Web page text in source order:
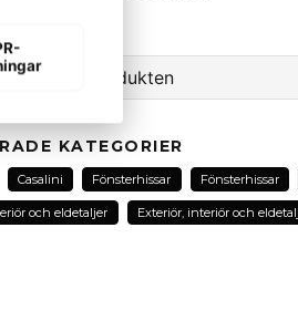
fråga om produkten
om denna produkt...
KATEGORIER
Casalini Fönsterhissar Fönsterhissar
och eldetaljer Exteriör, interiör och